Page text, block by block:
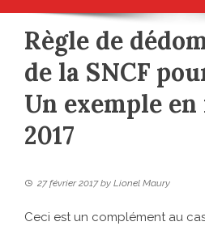
Règle de
de la SNCF
Un exemple
2017
27 février 2017by Lionel Maury
Ceci est un complément au